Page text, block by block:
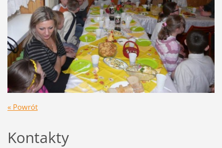
« Powrót
Kontakty